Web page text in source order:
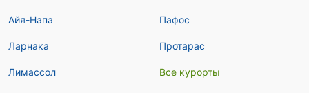
Айя-Напа
Ларнака
Лимассол
Пафос
Протарас
Все курорты